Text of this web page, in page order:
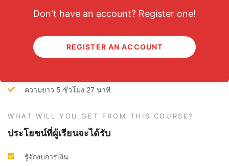
Don't have an account? Register one!
REGISTER AN ACCOUNT
WHY MUST YOU TAKE THIS COURSE?
ทำไมถึงต้องเรียนคอร์สนี้
Club VI ขอเสนอหลักสูตร “VI 201 อ่านงบการเงิน” ครั้งแรกในรูปแบบ
ความยาว 5 ชั่วโมง 27 นาที
WHAT WILL YOU GET FROM THIS COURSE?
ประโยชน์ที่ผู้เรียนจะได้รับ
รู้จักงบการเงิน